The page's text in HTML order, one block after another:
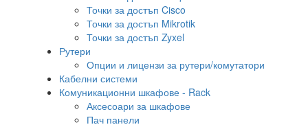
Точки за достъп Cisco
Точки за достъп Mikrotik
Точки за достъп Zyxel
Рутери
Опции и лицензи за рутери/комутатори
Кабелни системи
Комуникационни шкафове - Rack
Аксесоари за шкафове
Пач панели